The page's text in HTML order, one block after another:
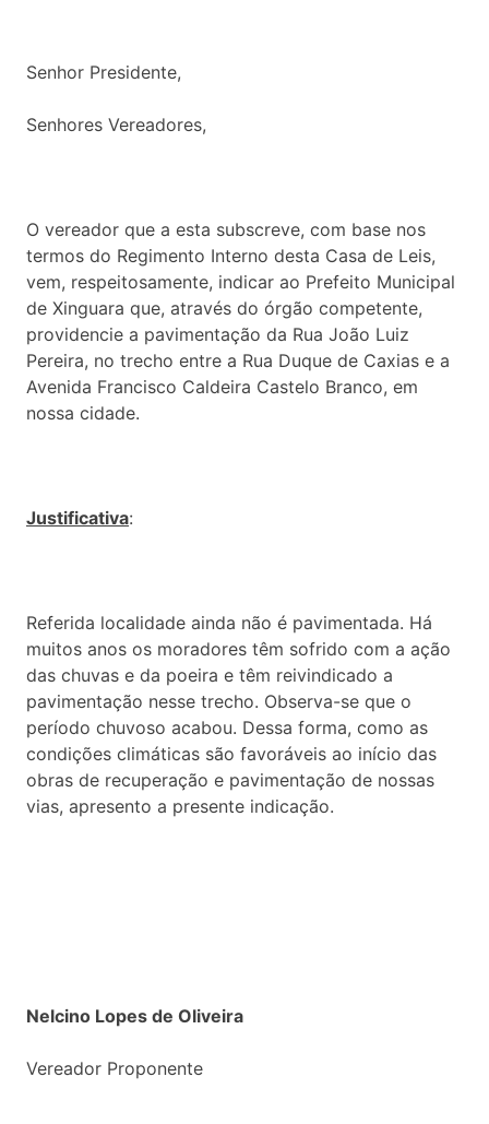
Senhor Presidente,
Senhores Vereadores,
O vereador que a esta subscreve, com base nos
termos do Regimento Interno desta Casa de Leis,
vem, respeitosamente, indicar ao Prefeito Municipal
de Xinguara que, através do órgão competente,
providencie a pavimentação da Rua João Luiz
Pereira, no trecho entre a Rua Duque de Caxias e a
Avenida Francisco Caldeira Castelo Branco, em
nossa cidade.
Justificativa:
Referida localidade ainda não é pavimentada. Há
muitos anos os moradores têm sofrido com a ação
das chuvas e da poeira e têm reivindicado a
pavimentação nesse trecho. Observa-se que o
período chuvoso acabou. Dessa forma, como as
condições climáticas são favoráveis ao início das
obras de recuperação e pavimentação de nossas
vias, apresento a presente indicação.
Nelcino Lopes de Oliveira
Vereador Proponente